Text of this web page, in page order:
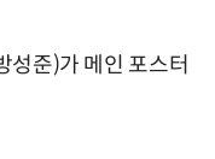
준)가 메인 포스터